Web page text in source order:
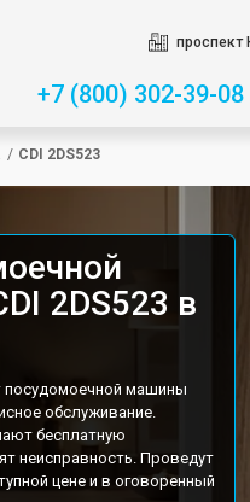
проспект
+7 (800) 302-39-08
/ CDI 2DS523
2DS523 в
машины
обслуживание.
бесплатную
неисправность. Проведут
цене и в оговоренный